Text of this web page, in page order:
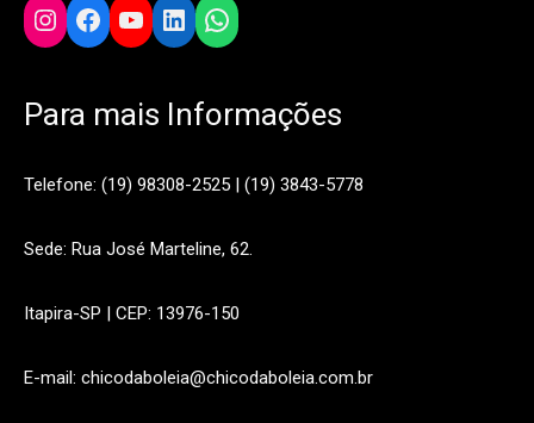
Instagram
Facebook
YouTube
LinkedIn
WhatsApp
Para mais Informações
Telefone: (19) 98308-2525 | (19) 3843-5778
Sede: Rua José Marteline, 62.
Itapira-SP | CEP: 13976-150
E-mail: chicodaboleia@chicodaboleia.com.br